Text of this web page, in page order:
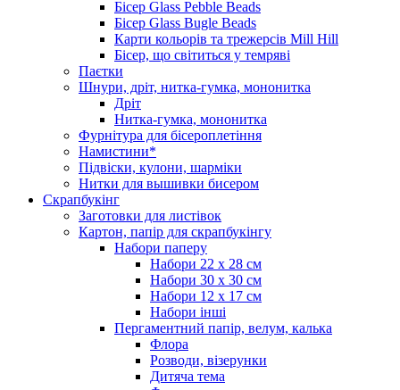
Бісер Glass Pebble Beads
Бісер Glass Bugle Beads
Карти кольорів та трежерсів Mill Hill
Бісер, що світиться у темряві
Паєтки
Шнури, дріт, нитка-гумка, мононитка
Дріт
Нитка-гумка, мононитка
Фурнітура для бісероплетіння
Намистини*
Підвіски, кулони, шарміки
Нитки для вышивки бисером
Скрапбукінг
Заготовки для листівок
Картон, папір для скрапбукінгу
Набори паперу
Набори 22 х 28 см
Набори 30 х 30 см
Набори 12 х 17 см
Набори інші
Пергаментний папір, велум, калька
Флора
Розводи, візерунки
Дитяча тема